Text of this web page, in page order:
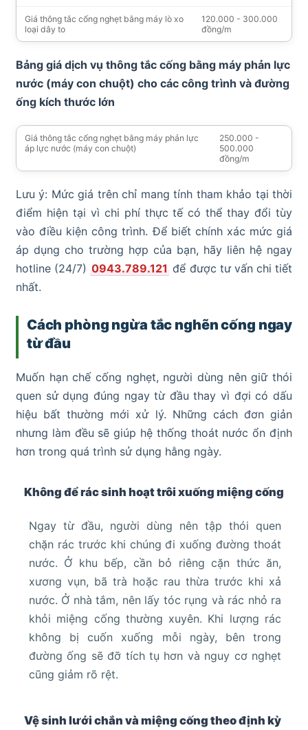
Giá thông tắc cống nghẹt bằng máy lò xo
loại dây to
120.000 - 300.000
đồng/m
Bảng giá dịch vụ thông tắc cống bằng máy phản lực
nước (máy con chuột) cho các công trình và đường
ống kích thước lớn
Giá thông tắc cống nghẹt bằng máy phản lực
áp lực nước (máy con chuột)
250.000 -
500.000
đồng/m
Lưu ý: Mức giá trên chỉ mang tính tham khảo tại thời
điểm hiện tại vì chi phí thực tế có thể thay đổi tùy
vào điều kiện công trình. Để biết chính xác mức giá
áp dụng cho trường hợp của bạn, hãy liên hệ ngay
hotline (24/7) 0943.789.121 để được tư vấn chi tiết
nhất.
Cách phòng ngừa tắc nghẽn cống ngay
từ đầu
Muốn hạn chế cống nghẹt, người dùng nên giữ thói
quen sử dụng đúng ngay từ đầu thay vì đợi có dấu
hiệu bất thường mới xử lý. Những cách đơn giản
nhưng làm đều sẽ giúp hệ thống thoát nước ổn định
hơn trong quá trình sử dụng hằng ngày.
Không để rác sinh hoạt trôi xuống miệng cống
Ngay từ đầu, người dùng nên tập thói quen
chặn rác trước khi chúng đi xuống đường thoát
nước. Ở khu bếp, cần bỏ riêng cặn thức ăn,
xương vụn, bã trà hoặc rau thừa trước khi xả
nước. Ở nhà tắm, nên lấy tóc rụng và rác nhỏ ra
khỏi miệng cống thường xuyên. Khi lượng rác
không bị cuốn xuống mỗi ngày, bên trong
đường ống sẽ đỡ tích tụ hơn và nguy cơ nghẹt
cũng giảm rõ rệt.
Vệ sinh lưới chắn và miệng cống theo định kỳ